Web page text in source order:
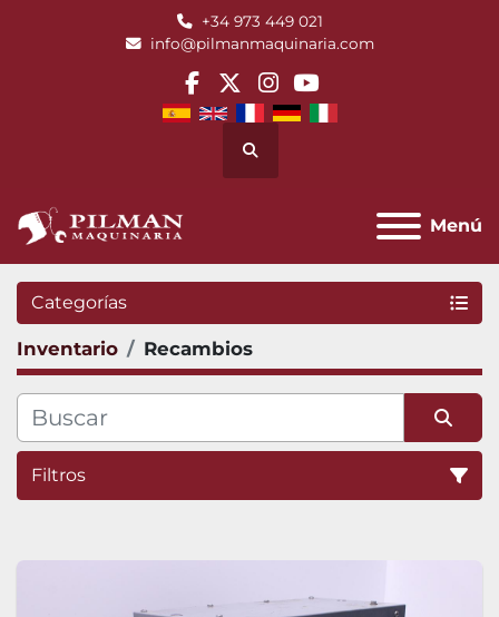
+34 973 449 021
info@pilmanmaquinaria.com
facebook
twitterinstagram
youtube
Buscar
Menú
Categorías
Inventario Recambios
Filtros